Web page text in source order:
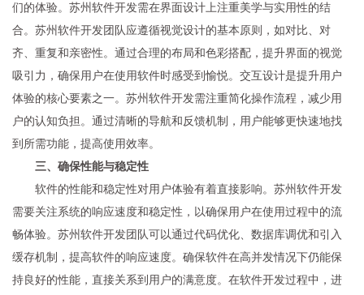
们的体验。苏州软件开发需在界面设计上注重美学与实用性的结
合。苏州软件开发团队应遵循视觉设计的基本原则，如对比、对
齐、重复和亲密性。通过合理的布局和色彩搭配，提升界面的视觉
吸引力，确保用户在使用软件时感受到愉悦。交互设计是提升用户
体验的核心要素之一。苏州软件开发需注重简化操作流程，减少用
户的认知负担。通过清晰的导航和反馈机制，用户能够更快速地找
到所需功能，提高使用效率。
三、确保性能与稳定性
软件的性能和稳定性对用户体验有着直接影响。苏州软件开发
需要关注系统的响应速度和稳定性，以确保用户在使用过程中的流
畅体验。苏州软件开发团队可以通过代码优化、数据库调优和引入
缓存机制，提高软件的响应速度。确保软件在高并发情况下仍能保
持良好的性能，直接关系到用户的满意度。在软件开发过程中，进